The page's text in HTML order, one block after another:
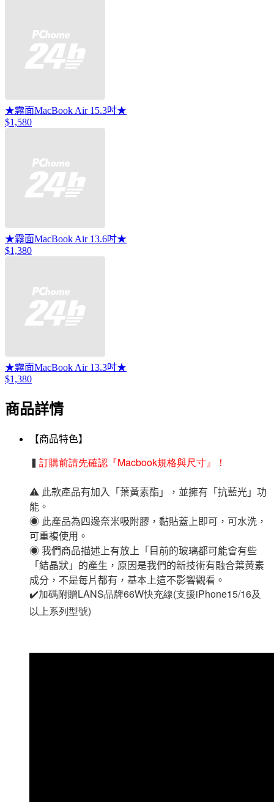
★霧面MacBook Air 15.3吋★
$1,580
★霧面MacBook Air 13.6吋★
$1,380
★霧面MacBook Air 13.3吋★
$1,380
商品詳情
【商品特色】
▍ 訂購前請先確認『Macbook規格與尺寸』！
⚠️ 此款產品有加入「葉黃素酯」，並擁有「抗藍光」功
能。
◉ 此產品為四邊奈米吸附膠，黏貼蓋上即可，可水洗，
可重複使用。
◉ 我們商品描述上有放上「目前的玻璃都可能會有些
「結晶狀」的產生，原因是我們的新技術有融合葉黃素
成分，不是每片都有，基本上這不影響觀看。
✔️加碼附贈LANS品牌66W快充線(支援iPhone15/16及
以上系列型號)